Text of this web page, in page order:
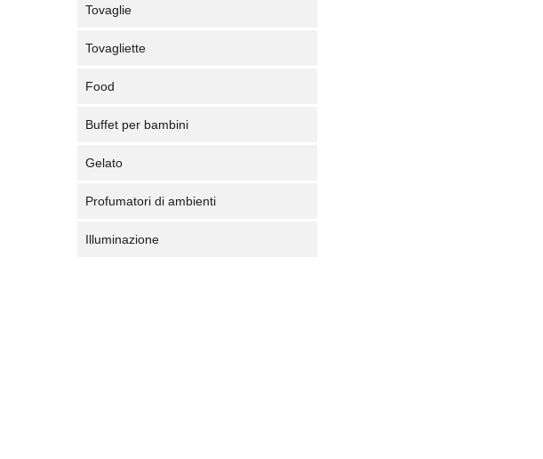
Tovaglie
Tovagliette
Food
Buffet per bambini
Gelato
Profumatori di ambienti
Illuminazione